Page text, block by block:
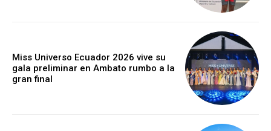
Miss Universo Ecuador 2026 vive su
gala preliminar en Ambato rumbo a la
gran final